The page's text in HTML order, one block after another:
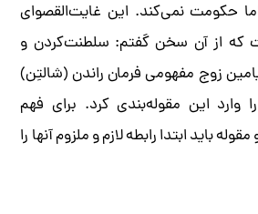
حکومت نمی‌کند. این غایت‌القصوای
که از آن سخن گفتم: سلطنت‌کردن و
زوج مفهومی فرمان راندن (شالتِن)
وارد این مقوله‌بندی کرد. برای فهم
باید ابتدا رابطه لازم و ملزوم آنها را